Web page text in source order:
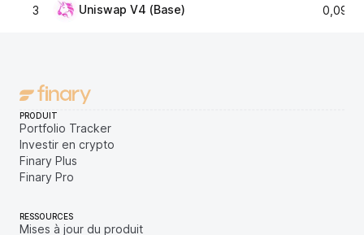
3 Uniswap V4 (Base)
PRODUIT
Portfolio Tracker
Investir en crypto
Finary Plus
Finary Pro
RESSOURCES
Mises à jour du produit